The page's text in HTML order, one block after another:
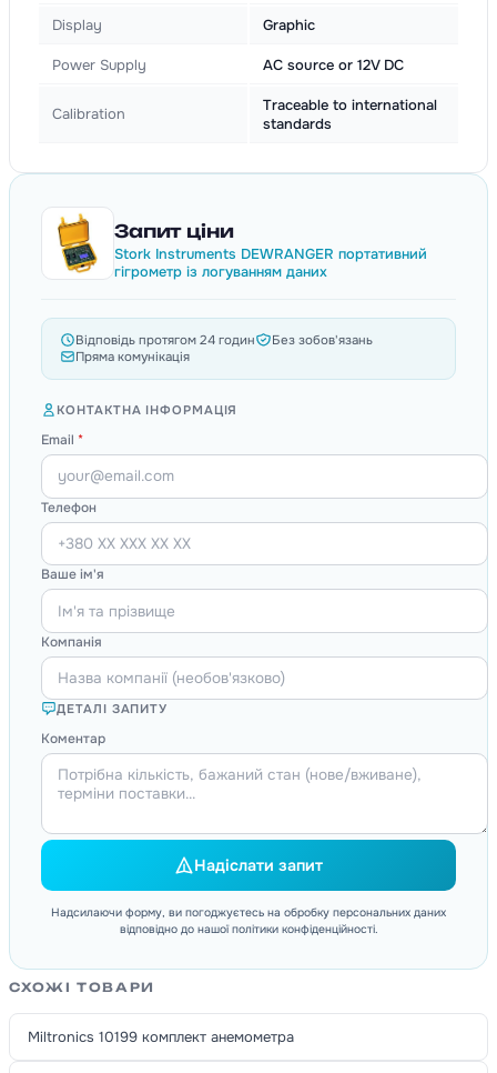
Display Graphic
Power Supply AC source or 12V DC
Calibration
Traceable to international
standards
Запит ціни
Stork Instruments DEWRANGER портативний
гігрометр із логуванням даних
Відповідь протягом 24 годин
Без зобов'язань
Пряма комунікація
КОНТАКТНА ІНФОРМАЦІЯ
Email *
Телефон
Ваше ім'я
Компанія
ДЕТАЛІ ЗАПИТУ
Коментар
Надіслати запит
Надсилаючи форму, ви погоджуєтесь на обробку персональних даних
відповідно до нашої політики конфіденційності.
СХОЖІ ТОВАРИ
Miltronics 10199 комплект анемометра